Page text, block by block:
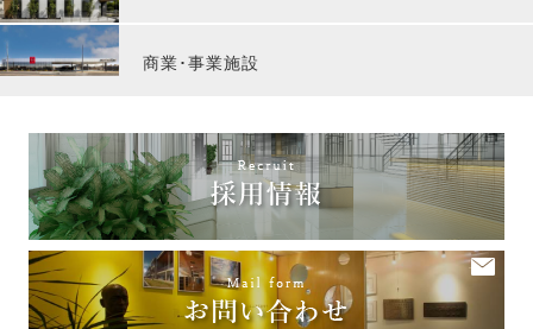
商業･事業施設